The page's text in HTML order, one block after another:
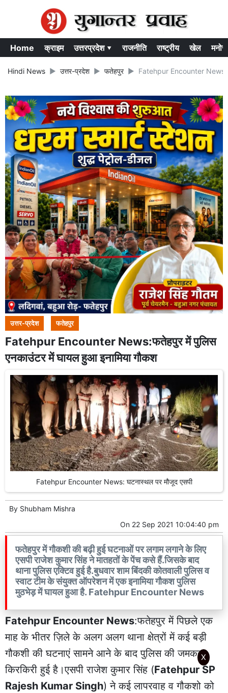
Home क्राइम उत्तरप्रदेश ▾ राजनीति राष्ट्रीय खेल
Hindi News उत्तर-प्रदेश फतेहपुर Fatehpur Encounter
उत्तर-प्रदेश फतेहपुर
Fatehpur Encounter News:फतेहपुर में पुलिस
एनकाउंटर में घायल हुआ इनामिया गौकश
Fatehpur Encounter News: घटनास्थल पर मौजूद एसपी
By Shubham Mishra
On 22 Sep 2021 10:04:40 pm
फतेहपुर में गौकशी की बढ़ी हुई घटनाओं पर लगाम लगाने के लिए
एसपी राजेश कुमार सिंह ने मातहतों के पेंच कसे हैं.जिसके बाद
थाना पुलिस एक्टिव हुई है.बुधवार शाम बिंदकी कोतवाली पुलिस व
स्वाट टीम के संयुक्त ऑपरेशन में एक इनामिया गौकश पुलिस
मुठभेड़ में घायल हुआ है. Fatehpur Encounter News
Fatehpur Encounter News:फतेहपुर में पिछले एक
माह के भीतर ज़िले के अलग अलग थाना क्षेत्रों में कई बड़ी
गौकशी की घटनाएं सामने आने के बाद पुलिस की जमकर
किरकिरी हुई है।एसपी राजेश कुमार सिंह (Fatehpur SP
Rajesh Kumar Singh) ने कई लापरवाह व गौकशो को
X